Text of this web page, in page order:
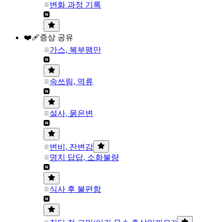
변화 과정 기록
❤️‍🩹증상 공유
가스, 복부팽만
속쓰림, 역류
설사, 묽은변
변비, 잔변감
명치 답답, 소화불량
식사 후 불편함